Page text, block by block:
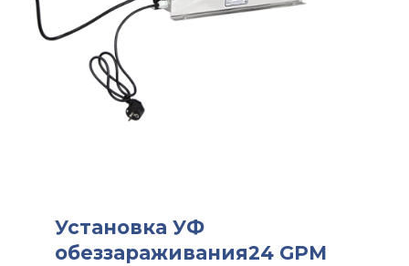
Установка УФ
обеззараживания24 GPM